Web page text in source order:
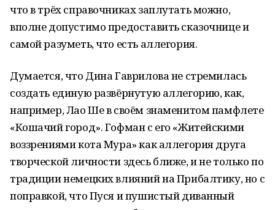
что в трёх справочниках заплутать можно,
вполне допустимо предоставить сказочнице и
самой разуметь, что есть аллегория.
Думается, что Дина Гаврилова не стремилась
создать единую развёрнутую аллегорию, как,
например, Лао Ше в своём знаменитом памфлете
«Кошачий город». Гофман с его «Житейскими
воззрениями кота Мура» как аллегория друга
творческой личности здесь ближе, и не только по
традиции немецких влияний на Прибалтику, но с
поправкой, что Пуся и пушистый диванный